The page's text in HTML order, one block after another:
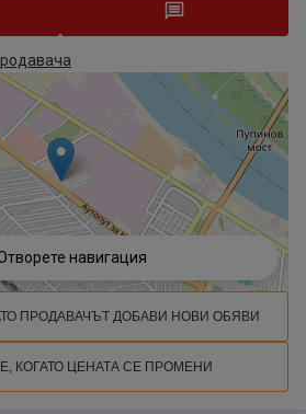
навигация
ПРОДАВАЧЪТ ДОБАВИ НОВИ ОБЯВИ
КОГАТО ЦЕНАТА СЕ ПРОМЕНИ